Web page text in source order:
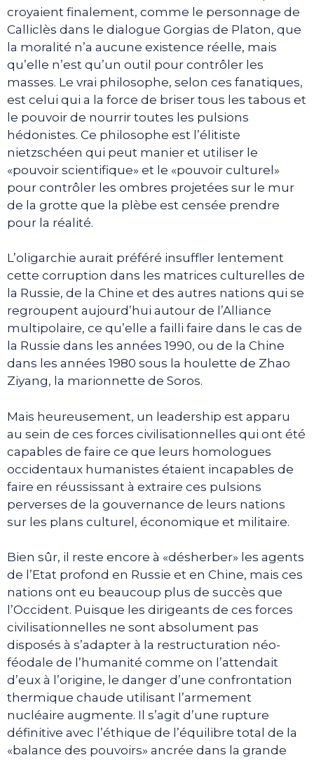
croyaient finalement, comme le personnage de
Calliclès dans le dialogue Gorgias de Platon, que
la moralité n’a aucune existence réelle, mais
qu’elle n’est qu’un outil pour contrôler les
masses. Le vrai philosophe, selon ces fanatiques,
est celui qui a la force de briser tous les tabous et
le pouvoir de nourrir toutes les pulsions
hédonistes. Ce philosophe est l’élitiste
nietzschéen qui peut manier et utiliser le
«pouvoir scientifique» et le «pouvoir culturel»
pour contrôler les ombres projetées sur le mur
de la grotte que la plèbe est censée prendre
pour la réalité.
L’oligarchie aurait préféré insuffler lentement
cette corruption dans les matrices culturelles de
la Russie, de la Chine et des autres nations qui se
regroupent aujourd’hui autour de l’Alliance
multipolaire, ce qu’elle a failli faire dans le cas de
la Russie dans les années 1990, ou de la Chine
dans les années 1980 sous la houlette de Zhao
Ziyang, la marionnette de Soros.
Mais heureusement, un leadership est apparu
au sein de ces forces civilisationnelles qui ont été
capables de faire ce que leurs homologues
occidentaux humanistes étaient incapables de
faire en réussissant à extraire ces pulsions
perverses de la gouvernance de leurs nations
sur les plans culturel, économique et militaire.
Bien sûr, il reste encore à «désherber» les agents
de l’Etat profond en Russie et en Chine, mais ces
nations ont eu beaucoup plus de succès que
l’Occident. Puisque les dirigeants de ces forces
civilisationnelles ne sont absolument pas
disposés à s’adapter à la restructuration néo-
féodale de l’humanité comme on l’attendait
d’eux à l’origine, le danger d’une confrontation
thermique chaude utilisant l’armement
nucléaire augmente. Il s’agit d’une rupture
définitive avec l’éthique de l’équilibre total de la
«balance des pouvoirs» ancrée dans la grande